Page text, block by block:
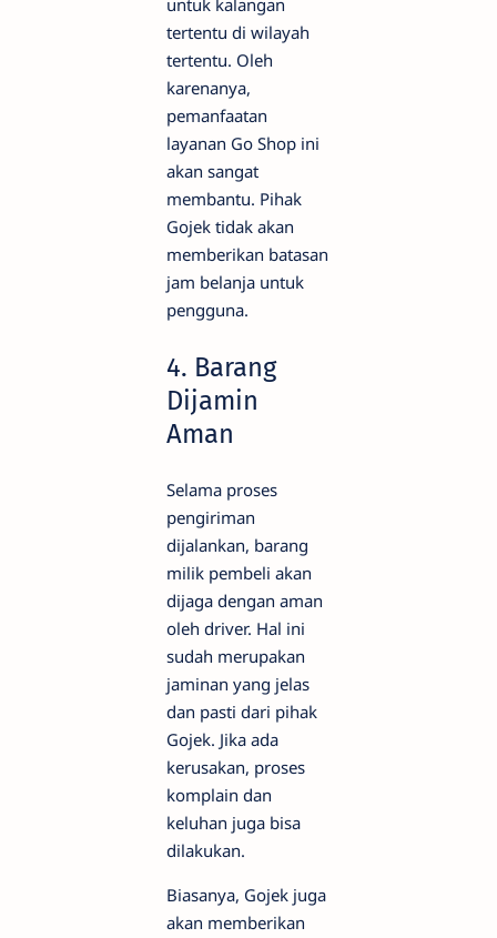
tertentu di wilayah
tertentu. Oleh
karenanya,
pemanfaatan
layanan Go Shop ini
akan sangat
membantu. Pihak
Gojek tidak akan
memberikan batasan
jam belanja untuk
pengguna.
4. Barang
Dijamin
Aman
Selama proses
pengiriman
dijalankan, barang
milik pembeli akan
dijaga dengan aman
oleh driver. Hal ini
sudah merupakan
jaminan yang jelas
dan pasti dari pihak
Gojek. Jika ada
kerusakan, proses
komplain dan
keluhan juga bisa
dilakukan.
Biasanya, Gojek juga
akan memberikan